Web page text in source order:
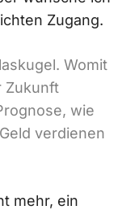
Zugang.
Womit
Zukunft
wie
verdienen
mehr, ein